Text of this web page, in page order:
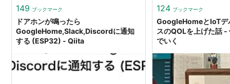
149 ブックマーク
ドアホンが鳴ったら
GoogleHome,Slack,Discordに通知
する (ESP32) - Qiita
124 ブックマーク
GoogleHomeとIoTデ
スのQOLを上げた話 -
でいく